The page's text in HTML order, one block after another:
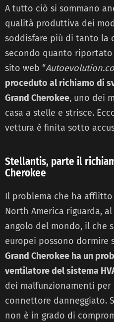
A tutto ciò si sommano
qualità produttiva dei
soddisfare più di tanto la
secondo quanto
sito web “
proceduto al richiamo di
Grand Cherokee, uno dei
casa a stelle e strisce.
vettura è finita sotto
Stellantis, parte il
Cherokee
Il problema che ha
North America riguarda,
angolo del mondo, il che
europei possono dormire
Grand Cherokee ha un
ventilatore del sistema
dei malfunzionamenti per
connettore danneggiato.
non è in grado di